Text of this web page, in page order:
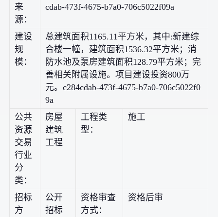
来
源：
cdab-473f-4675-b7a0-706c5022f09a
建设
规
模：
总建筑面积1165.11平方米，其中:新建综
合楼一幢，建筑面积1536.32平方米；消
防水池及泵房建筑面积128.79平方米；完
善相关附属设施。项目建设投资800万
元。c284cdab-473f-4675-b7a0-706c5022f0
9a
公共
资源
交易
行业
分
类：
房屋
建筑
工程
工程类
型：
施工
招标
方
公开
招标
资格审查
方式：
资格后审